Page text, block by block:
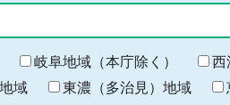
終
わ
り
岐阜地域（本庁除く） 西
域
東濃（多治見）地域